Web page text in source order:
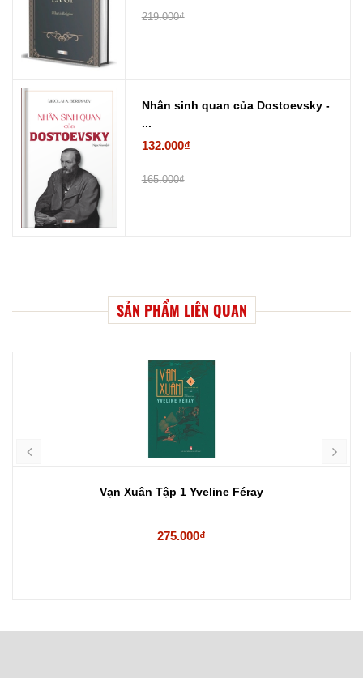
219.000₫
Nhân sinh quan của Dostoevsky -
...
132.000₫
165.000₫
SẢN PHẨM LIÊN QUAN
Vạn Xuân Tập 1 Yveline Féray
275.000₫